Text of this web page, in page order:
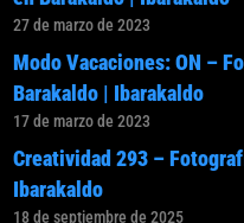
27 de marzo de 2023
Modo Vacaciones: ON –
Barakaldo | Ibarakaldo
17 de marzo de 2023
Creatividad 293 –
Ibarakaldo
18 de septiembre de 2025